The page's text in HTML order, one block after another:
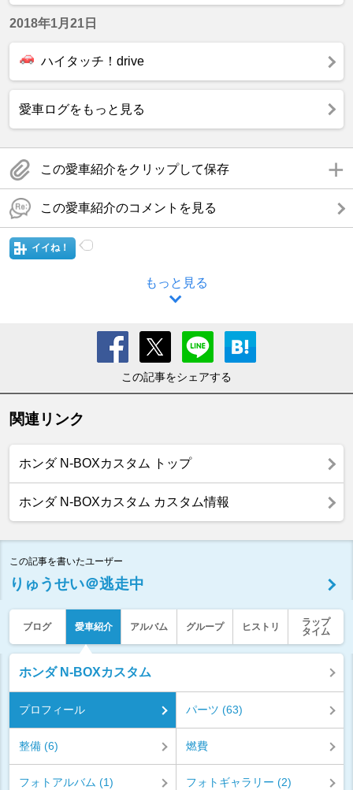
2018年1月21日
ハイタッチ！drive
愛車ログをもっと見る
この愛車紹介をクリップして保存
この愛車紹介のコメントを見る
イイね！
もっと見る
この記事をシェアする
関連リンク
ホンダ N-BOXカスタム トップ
ホンダ N-BOXカスタム カスタム情報
この記事を書いたユーザー
りゅうせい＠逃走中
ブログ 愛車紹介 アルバム グループ ヒストリ
ラップ
タイム
ホンダ N-BOXカスタム
プロフィール パーツ (63)
整備 (6) 燃費
フォトアルバム (1) フォトギャラリー (2)